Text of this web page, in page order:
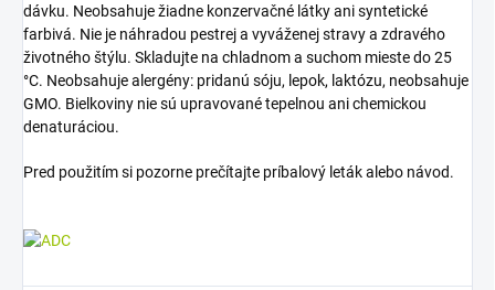
dávku. Neobsahuje žiadne konzervačné látky ani syntetické
farbivá. Nie je náhradou pestrej a vyváženej stravy a zdravého
životného štýlu. Skladujte na chladnom a suchom mieste do 25
°C. Neobsahuje alergény: pridanú sóju, lepok, laktózu, neobsahuje
GMO. Bielkoviny nie sú upravované tepelnou ani chemickou
denaturáciou.
Pred použitím si pozorne prečítajte príbalový leták alebo návod.